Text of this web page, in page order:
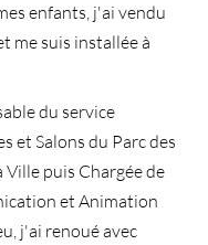
enfants, j'ai vendu
me suis installée à
du service
et Salons du Parc des
Ville puis Chargée de
et Animation
j'ai renoué avec